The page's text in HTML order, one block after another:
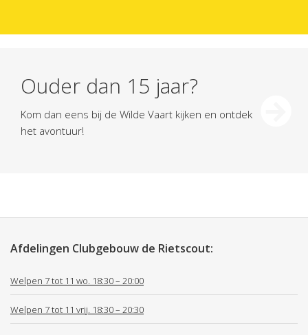
Ouder dan 15 jaar?
Kom dan eens bij de Wilde Vaart kijken en ontdek
het avontuur!
Afdelingen Clubgebouw de Rietscout:
Welpen 7 tot 11 wo. 18:30 – 20:00
Welpen 7 tot 11 vrij. 18:30 – 20:30